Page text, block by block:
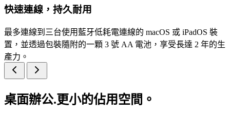
快速連線，持久耐用
最多連線到三台使用藍牙低耗電連線的 macOS 或 iPadOS 裝
置，並透過包裝隨附的一顆 3 號 AA 電池，享受長達 2 年的生
產力。
桌面辦公.更小的佔用空間。